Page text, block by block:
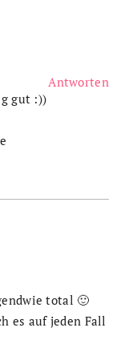
gut :))
Antworten
total 🙂
es auf jeden Fall